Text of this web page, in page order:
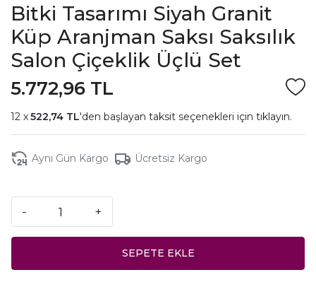
Bitki Tasarımı Siyah Granit
Küp Aranjman Saksı Saksılık
Salon Çiçeklik Üçlü Set
5.772,96 TL
522,74 TL'den başlayan taksit seçenekleri için tıklayın.
Aynı Gün Kargo Ücretsiz Kargo
- +
SEPETE EKLE